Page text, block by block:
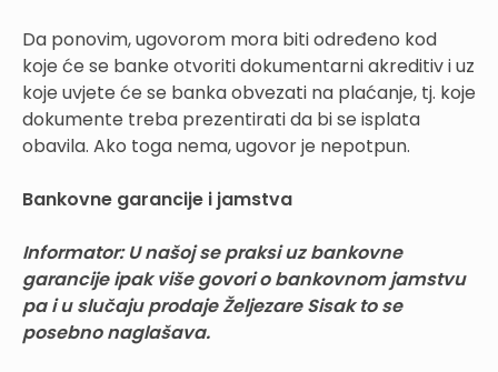
Da ponovim, ugovorom mora biti određeno kod
koje će se banke otvoriti dokumentarni akreditiv i uz
koje uvjete će se banka obvezati na plaćanje, tj. koje
dokumente treba prezentirati da bi se isplata
obavila. Ako toga nema, ugovor je nepotpun.
Bankovne garancije i jamstva
Informator:U našoj se praksi uz bankovne
garancije ipak više govori o bankovnom jamstvu
pa i u slučaju prodaje Željezare Sisak to se
posebno naglašava.